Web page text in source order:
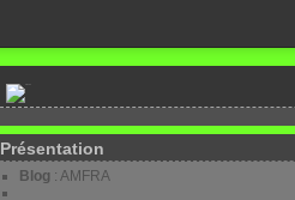
Présentation
Blog : AMFRA